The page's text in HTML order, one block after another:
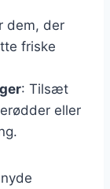
dem, der
friske
: Tilsæt
eller